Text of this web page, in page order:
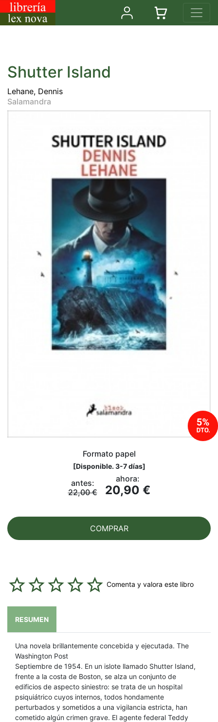
Shutter Island
Lehane, Dennis
Salamandra
Formato papel
[Disponible. 3-7 días]
antes:
22,00 €
ahora:
20,90 €
COMPRAR
Comenta y valora este libro
RESUMEN
Una novela brillantemente concebida y ejecutada. The
Washington Post
Septiembre de 1954. En un islote llamado Shutter Island,
frente a la costa de Boston, se alza un conjunto de
edificios de aspecto siniestro: se trata de un hospital
psiquiátrico cuyos internos, todos hondamente
perturbados y sometidos a una vigilancia estricta, han
cometido algún crimen grave. El agente federal Teddy